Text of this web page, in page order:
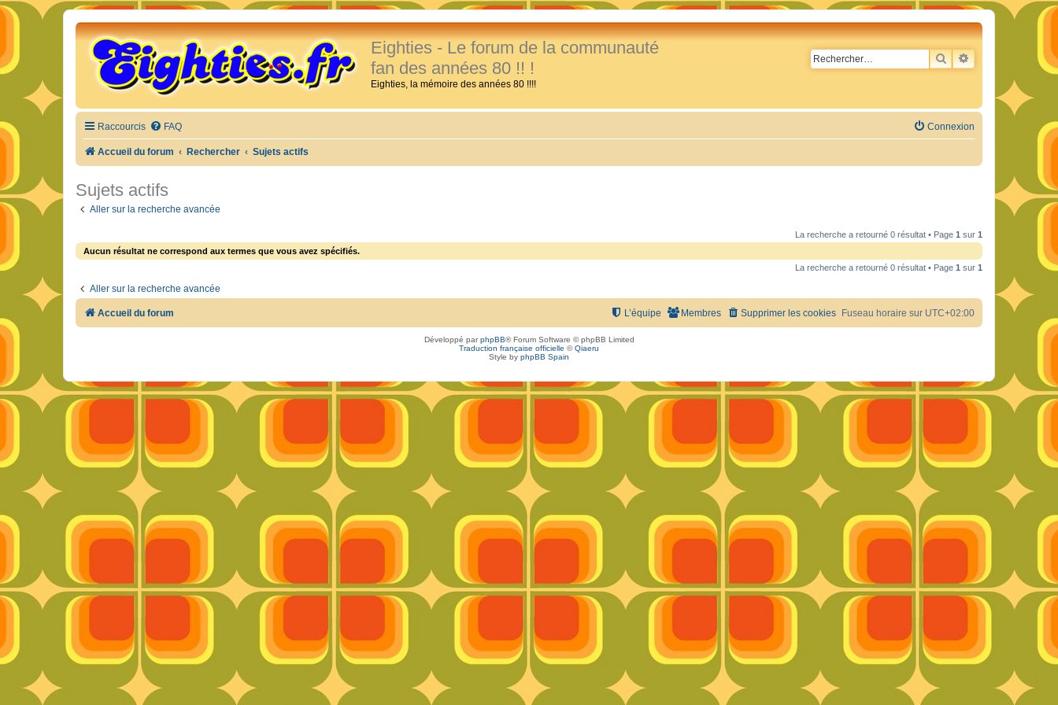
Eighties - Le forum de la communauté
fan des années 80 !! !
Eighties, la mémoire des années 80 !!!!
RECHERCHER
RECHERCHE
Raccourcis FAQ Connexion
Accueil du forum Rechercher Sujets actifs
Sujets actifs
Aller sur la recherche avancée
La recherche a retourné 0 résultat • Page 1 sur 1
Aucun résultat ne correspond aux termes que vous avez spécifiés.
La recherche a retourné 0 résultat • Page 1 sur 1
Aller sur la recherche avancée
Accueil du forum Fuseau horaire sur UTC+02:00
Supprimer les cookies
Membres
L’équipe
Développé parphpBB® Forum Software © phpBB Limited
Traduction française officielle ©Qiaeru
Style by phpBB Spain